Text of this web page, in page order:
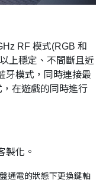
RF 模式(RGB 和
上穩定、不間斷且近
牙模式，同時連接最
在遊戲的同時進行
製化。
通電的狀態下更換鍵軸